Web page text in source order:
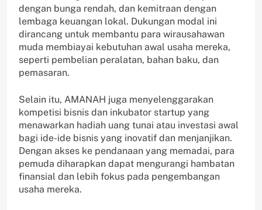
dengan bunga rendah, dan kemitraan dengan
lembaga keuangan lokal. Dukungan modal ini
dirancang untuk membantu para wirausahawan
muda membiayai kebutuhan awal usaha mereka,
seperti pembelian peralatan, bahan baku, dan
pemasaran.
Selain itu, AMANAH juga menyelenggarakan
kompetisi bisnis dan inkubator startup yang
menawarkan hadiah uang tunai atau investasi awal
bagi ide-ide bisnis yang inovatif dan menjanjikan.
Dengan akses ke pendanaan yang memadai, para
pemuda diharapkan dapat mengurangi hambatan
finansial dan lebih fokus pada pengembangan
usaha mereka.